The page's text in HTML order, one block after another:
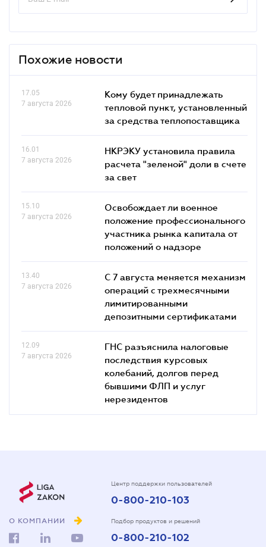
Похожие новости
17.05
7 августа 2026
Кому будет принадлежать
тепловой пункт, установленный
за средства теплопоставщика
16.01
7 августа 2026
НКРЭКУ установила правила
расчета "зеленой" доли в счете
за свет
15.10
7 августа 2026
Освобождает ли военное
положение профессионального
участника рынка капитала от
положений о надзоре
13.40
7 августа 2026
С 7 августа меняется механизм
операций с трехмесячными
лимитированными
депозитными сертификатами
12.09
7 августа 2026
ГНС разъяснила налоговые
последствия курсовых
колебаний, долгов перед
бывшими ФЛП и услуг
нерезидентов
О КОМПАНИИ
Центр поддержки пользователей
0-800-210-103
Подбор продуктов и решений
0-800-210-102